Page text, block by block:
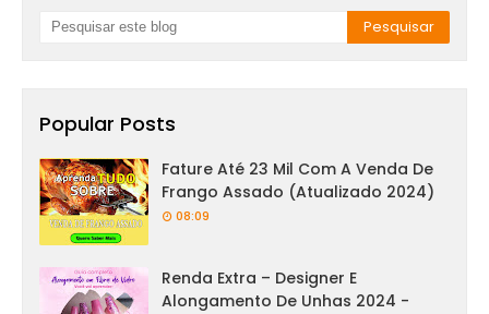
Popular Posts
Fature Até 23 Mil Com A Venda De
Frango Assado (Atualizado 2024)
08:09
Renda Extra – Designer E
Alongamento De Unhas 2024 -